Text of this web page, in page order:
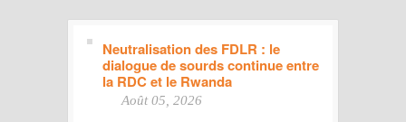
Neutralisation des FDLR : le
dialogue de sourds continue entre
la RDC et le Rwanda
Août 05, 2026